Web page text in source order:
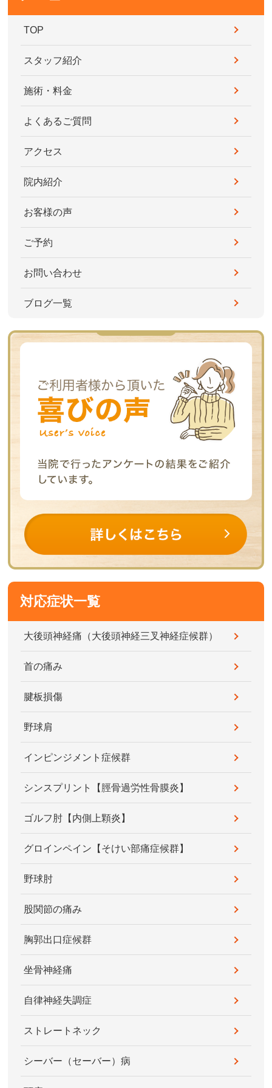
TOP
スタッフ紹介
施術・料金
よくあるご質問
アクセス
院内紹介
お客様の声
ご予約
お問い合わせ
ブログ一覧
対応症状一覧
大後頭神経痛（大後頭神経三叉神経症候群）
首の痛み
腱板損傷
野球肩
インピンジメント症候群
シンスプリント【脛骨過労性骨膜炎】
ゴルフ肘【内側上顆炎】
グロインペイン【そけい部痛症候群】
野球肘
股関節の痛み
胸郭出口症候群
坐骨神経痛
自律神経失調症
ストレートネック
シーバー（セーバー）病